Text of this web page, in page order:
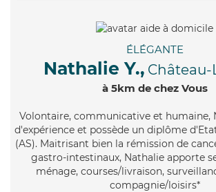
ÉLÉGANTE
Nathalie Y.,
à 5km de chez Vous
Volontaire, communicative et humaine,
d'expérience et possède un diplôme
(AS). Maitrisant bien la rémission de
gastro-intestinaux, Nathalie apporte
ménage, courses/livraison,
compagnie/loisirs*